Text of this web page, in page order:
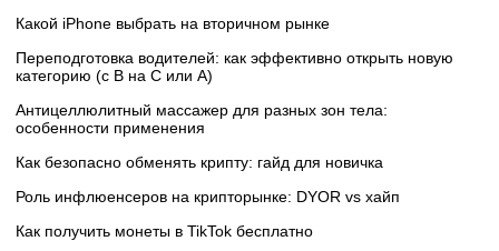
Какой iPhone выбрать на вторичном рынке
Переподготовка водителей: как эффективно открыть новую
категорию (с B на C или А)
Антицеллюлитный массажер для разных зон тела:
особенности применения
Как безопасно обменять крипту: гайд для новичка
Роль инфлюенсеров на крипторынке: DYOR vs хайп
Как получить монеты в TikTok бесплатно